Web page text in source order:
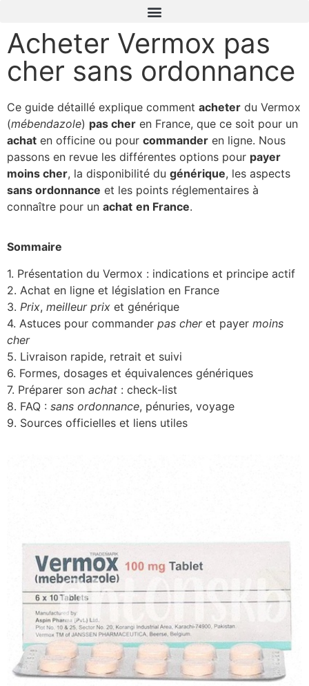
Acheter Vermox pas
cher sans ordonnance
Ce guide détaillé explique comment acheter du Vermox
(mébendazole) pas cher en France, que ce soit pour un
achat en officine ou pour commander en ligne. Nous
passons en revue les différentes options pour payer
moins cher, la disponibilité du générique, les aspects
sans ordonnance et les points réglementaires à
connaître pour un achat en France.
Sommaire
1. Présentation du Vermox : indications et principe actif
2. Achat en ligne et législation en France
3. Prix, meilleur prix et générique
4. Astuces pour commander pas cheret payer moins
cher
5. Livraison rapide, retrait et suivi
6. Formes, dosages et équivalences génériques
7. Préparer son achat : check-list
8. FAQ : sans ordonnance, pénuries, voyage
9. Sources officielles et liens utiles